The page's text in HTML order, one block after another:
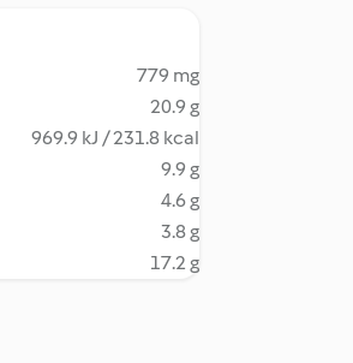
779 mg
20.9 g
969.9 kJ / 231.8 kcal
9.9 g
4.6 g
3.8 g
17.2 g